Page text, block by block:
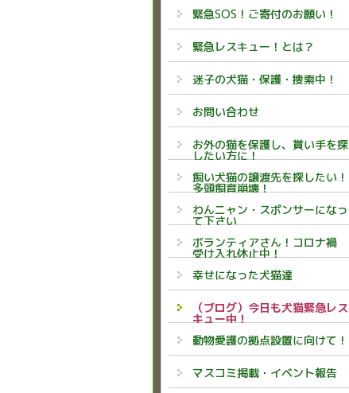
緊急SOS！ご寄付のお願い！
緊急レスキュー！とは？
迷子の犬猫・保護・捜索中！
お問い合わせ
お外の猫を保護し、貰い手を探
したい方に！
飼い犬猫の譲渡先を探したい！
多頭飼育崩壊！
わんニャン・スポンサーになっ
て下さい
ボランティアさん！コロナ禍
受け入れ休止中！
幸せになった犬猫達
（ブログ）今日も犬猫緊急レス
キュー中！
動物愛護の拠点設置に向けて！
マスコミ掲載・イベント報告